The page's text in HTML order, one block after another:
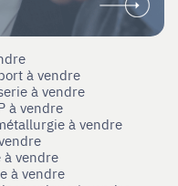
à vendre
à vendre
à vendre
à vendre
à vendre
à vendre